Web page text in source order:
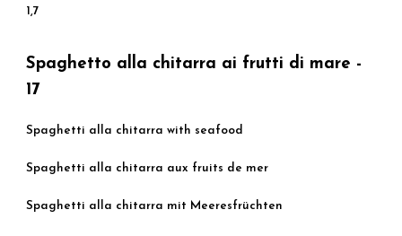
1,7
Spaghetto alla chitarra ai frutti di mare -
17
Spaghetti alla chitarra with seafood
Spaghetti alla chitarra aux fruits de mer
Spaghetti alla chitarra mit Meeresfrüchten